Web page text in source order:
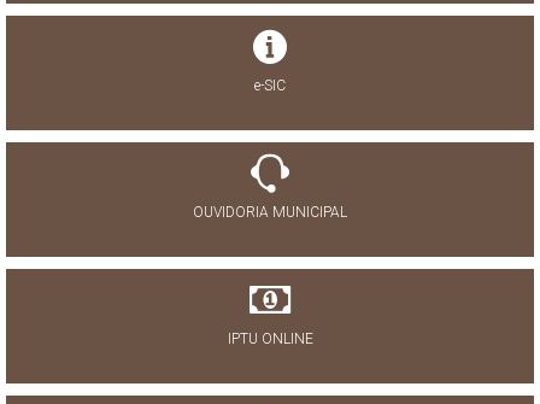
e-SIC
OUVIDORIA MUNICIPAL
IPTU ONLINE